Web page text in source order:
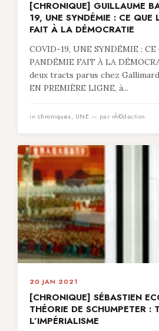
[CHRONIQUE] GUILLAUME
19, UNE SYNDÉMIE : CE QUE
FAIT À LA DÉMOCRATIE
COVID-19, UNE SYNDÉMIE :
PANDÉMIE FAIT À LA
deux tracts parus chez
EN PREMIÈRE LIGNE, à...
in chroniques, UNE — par rÃ©daction
20 JAN 2021
[CHRONIQUE] SÉBASTIEN
THÉORIE DE SCHUMPETER :
L’IMPÉRIALISME